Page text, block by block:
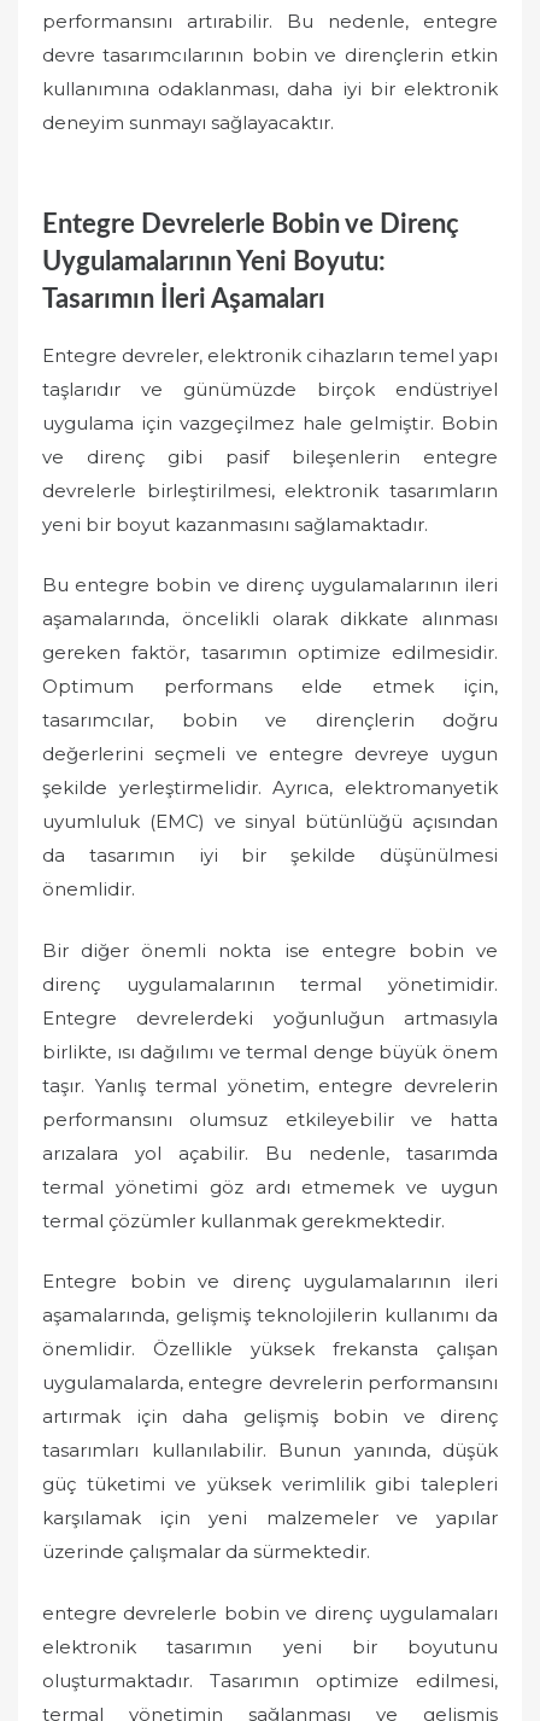
performansını artırabilir. Bu nedenle, entegre
devre tasarımcılarının bobin ve dirençlerin etkin
kullanımına odaklanması, daha iyi bir elektronik
deneyim sunmayı sağlayacaktır.
Entegre Devrelerle Bobin ve Direnç
Uygulamalarının Yeni Boyutu:
Tasarımın İleri Aşamaları
Entegre devreler, elektronik cihazların temel yapı
taşlarıdır ve günümüzde birçok endüstriyel
uygulama için vazgeçilmez hale gelmiştir. Bobin
ve direnç gibi pasif bileşenlerin entegre
devrelerle birleştirilmesi, elektronik tasarımların
yeni bir boyut kazanmasını sağlamaktadır.
Bu entegre bobin ve direnç uygulamalarının ileri
aşamalarında, öncelikli olarak dikkate alınması
gereken faktör, tasarımın optimize edilmesidir.
Optimum performans elde etmek için,
tasarımcılar, bobin ve dirençlerin doğru
değerlerini seçmeli ve entegre devreye uygun
şekilde yerleştirmelidir. Ayrıca, elektromanyetik
uyumluluk (EMC) ve sinyal bütünlüğü açısından
da tasarımın iyi bir şekilde düşünülmesi
önemlidir.
Bir diğer önemli nokta ise entegre bobin ve
direnç uygulamalarının termal yönetimidir.
Entegre devrelerdeki yoğunluğun artmasıyla
birlikte, ısı dağılımı ve termal denge büyük önem
taşır. Yanlış termal yönetim, entegre devrelerin
performansını olumsuz etkileyebilir ve hatta
arızalara yol açabilir. Bu nedenle, tasarımda
termal yönetimi göz ardı etmemek ve uygun
termal çözümler kullanmak gerekmektedir.
Entegre bobin ve direnç uygulamalarının ileri
aşamalarında, gelişmiş teknolojilerin kullanımı da
önemlidir. Özellikle yüksek frekansta çalışan
uygulamalarda, entegre devrelerin performansını
artırmak için daha gelişmiş bobin ve direnç
tasarımları kullanılabilir. Bunun yanında, düşük
güç tüketimi ve yüksek verimlilik gibi talepleri
karşılamak için yeni malzemeler ve yapılar
üzerinde çalışmalar da sürmektedir.
entegre devrelerle bobin ve direnç uygulamaları
elektronik tasarımın yeni bir boyutunu
oluşturmaktadır. Tasarımın optimize edilmesi,
termal yönetimin sağlanması ve gelişmiş